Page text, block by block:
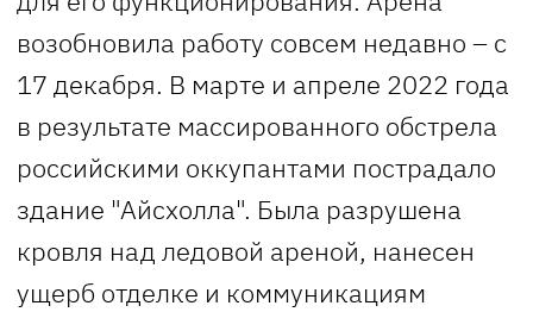
возобновила работу совсем недавно – с
17 декабря. В марте и апреле 2022 года
в результате массированного обстрела
российскими оккупантами пострадало
здание "Айсхолла". Была разрушена
кровля над ледовой ареной, нанесен
ущерб отделке и коммуникациям